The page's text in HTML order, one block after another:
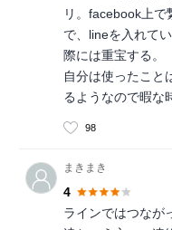
リ。facebook上
で、lineを入れて
際には重宝する。
自分は使ったこと
るようなので暇な
98
まきまき
4
ラインではつなが